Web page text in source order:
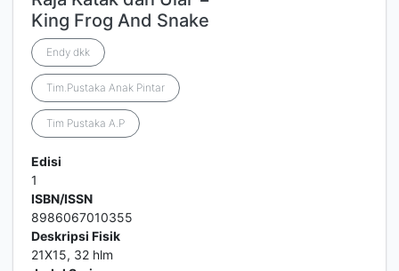
King Frog And Snake
Endy dkk
Tim.Pustaka Anak Pintar
Tim Pustaka A.P
Edisi
1
ISBN/ISSN
8986067010355
Deskripsi Fisik
21X15, 32 hlm